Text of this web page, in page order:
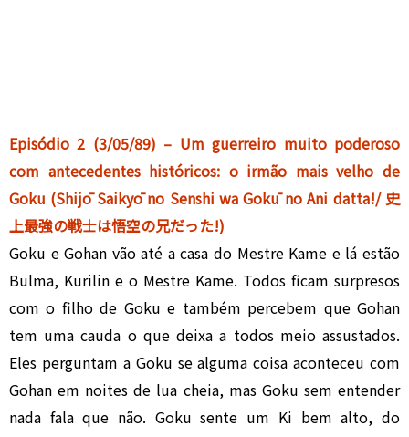
Episódio 2 (3/05/89) – Um guerreiro muito poderoso
com antecedentes históricos: o irmão mais velho de
Goku (Shijō Saikyō no Senshi wa Gokū no Ani datta!/ 史
上最強の戦士は悟空の兄だった!)
Goku e Gohan vão até a casa do Mestre Kame e lá estão
Bulma, Kurilin e o Mestre Kame. Todos ficam surpresos
com o filho de Goku e também percebem que Gohan
tem uma cauda o que deixa a todos meio assustados.
Eles perguntam a Goku se alguma coisa aconteceu com
Gohan em noites de lua cheia, mas Goku sem entender
nada fala que não. Goku sente um Ki bem alto, do